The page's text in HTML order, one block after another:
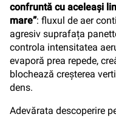
confruntă cu aceleași
mare”: fluxul de aer
agresiv suprafața
controla intensitatea
evaporă prea repede,
blochează creșterea
dens.
Adevărata descoperire